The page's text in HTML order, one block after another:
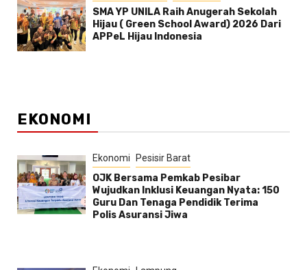
SMA YP UNILA Raih Anugerah Sekolah
Hijau ( Green School Award) 2026 Dari
APPeL Hijau Indonesia
EKONOMI
Ekonomi Pesisir Barat
OJK Bersama Pemkab Pesibar
Wujudkan Inklusi Keuangan Nyata: 150
Guru Dan Tenaga Pendidik Terima
Polis Asuransi Jiwa